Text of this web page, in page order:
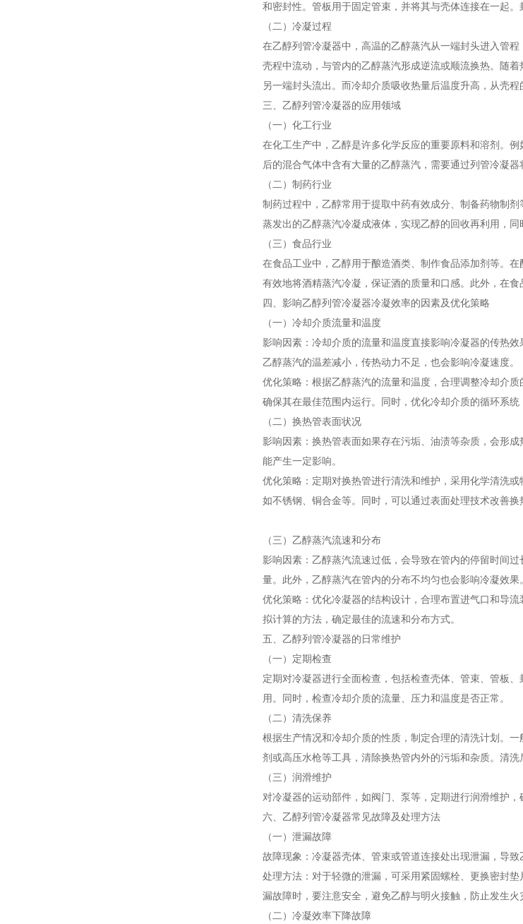
和密封性。管板用于固定管束，并将其与壳体连接在一起
（二）冷凝过程
在乙醇列管冷凝器中，高温的乙醇蒸汽从一端封头进入管
壳程中流动，与管内的乙醇蒸汽形成逆流或顺流换热。随
另一端封头流出。而冷却介质吸收热量后温度升高，从壳程
三、乙醇列管冷凝器的应用领域
（一）化工行业
在化工生产中，乙醇是许多化学反应的重要原料和溶剂。
后的混合气体中含有大量的乙醇蒸汽，需要通过列管冷凝
（二）制药行业
制药过程中，乙醇常用于提取中药有效成分、制备药物制
蒸发出的乙醇蒸汽冷凝成液体，实现乙醇的回收再利用，同
（三）食品行业
在食品工业中，乙醇用于酿造酒类、制作食品添加剂等。
有效地将酒精蒸汽冷凝，保证酒的质量和口感。此外，在
四、影响乙醇列管冷凝器冷凝效率的因素及优化策略
（一）冷却介质流量和温度
影响因素：冷却介质的流量和温度直接影响冷凝器的传热
乙醇蒸汽的温差减小，传热动力不足，也会影响冷凝速度。
优化策略：根据乙醇蒸汽的流量和温度，合理调整冷却介
确保其在最佳范围内运行。同时，优化冷却介质的循环系统
（二）换热管表面状况
影响因素：换热管表面如果存在污垢、油渍等杂质，会形
能产生一定影响。
优化策略：定期对换热管进行清洗和维护，采用化学清洗
如不锈钢、铜合金等。同时，可以通过表面处理技术改善换
（三）乙醇蒸汽流速和分布
影响因素：乙醇蒸汽流速过低，会导致在管内的停留时间
量。此外，乙醇蒸汽在管内的分布不均匀也会影响冷凝效果。
优化策略：优化冷凝器的结构设计，合理布置进气口和导
拟计算的方法，确定最佳的流速和分布方式。
五、乙醇列管冷凝器的日常维护
（一）定期检查
定期对冷凝器进行全面检查，包括检查壳体、管束、管板
用。同时，检查冷却介质的流量、压力和温度是否正常。
（二）清洗保养
根据生产情况和冷却介质的性质，制定合理的清洗计划。
剂或高压水枪等工具，清除换热管内外的污垢和杂质。清洗
（三）润滑维护
对冷凝器的运动部件，如阀门、泵等，定期进行润滑维护
六、乙醇列管冷凝器常见故障及处理方法
（一）泄漏故障
故障现象：冷凝器壳体、管束或管道连接处出现泄漏，导致
处理方法：对于轻微的泄漏，可采用紧固螺栓、更换密封
漏故障时，要注意安全，避免乙醇与明火接触，防止发生火
（二）冷凝效率下降故障